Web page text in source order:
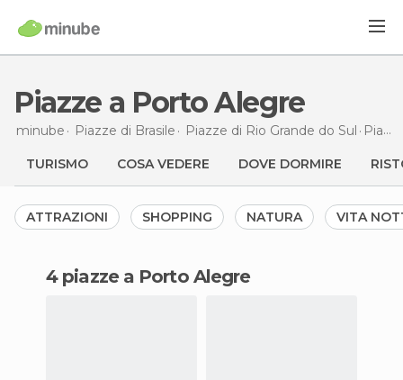
Piazze a Porto Alegre
minube Piazze di Brasile Piazze di Rio Grande do Sul Piazze
TURISMO COSA VEDERE DOVE DORMIRE
ATTRAZIONI SHOPPING NATURA VITA
4 piazze a Porto Alegre